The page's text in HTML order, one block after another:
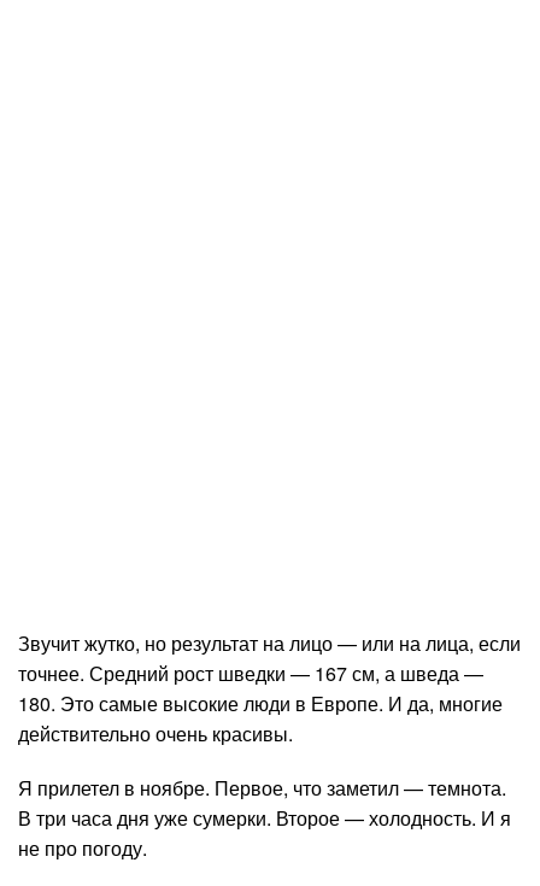
Звучит жутко, но результат на лицо — или на лица, если
точнее. Средний рост шведки — 167 см, а шведа —
180. Это самые высокие люди в Европе. И да, многие
действительно очень красивы.
Я прилетел в ноябре. Первое, что заметил — темнота.
В три часа дня уже сумерки. Второе — холодность. И я
не про погоду.